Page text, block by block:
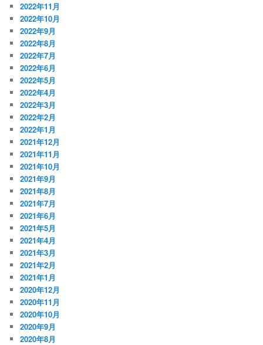
2022年11月
2022年10月
2022年9月
2022年8月
2022年7月
2022年6月
2022年5月
2022年4月
2022年3月
2022年2月
2022年1月
2021年12月
2021年11月
2021年10月
2021年9月
2021年8月
2021年7月
2021年6月
2021年5月
2021年4月
2021年3月
2021年2月
2021年1月
2020年12月
2020年11月
2020年10月
2020年9月
2020年8月